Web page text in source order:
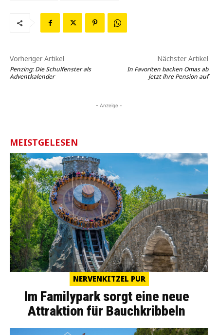
Vorheriger Artikel
Penzing: Die Schulfenster als
Adventkalender
Nächster Artikel
In Favoriten backen Omas ab
jetzt ihre Pension auf
- Anzeige -
MEISTGELESEN
NERVENKITZEL PUR
Im Familypark sorgt eine neue
Attraktion für Bauchkribbeln